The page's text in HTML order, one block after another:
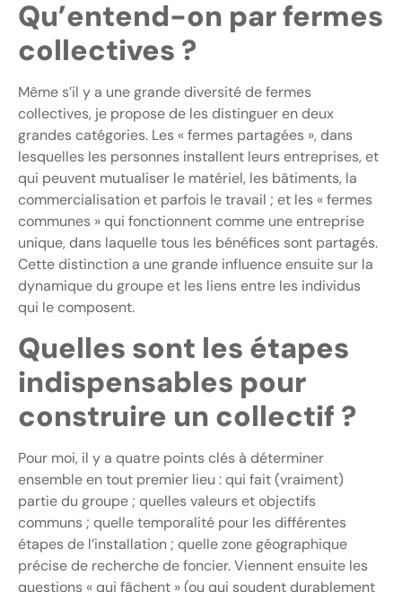
Qu’entend-on par fermes
collectives ?
Même s’il y a une grande diversité de fermes
collectives, je propose de les distinguer en deux
grandes catégories. Les « fermes partagées », dans
lesquelles les personnes installent leurs entreprises, et
qui peuvent mutualiser le matériel, les bâtiments, la
commercialisation et parfois le travail ; et les « fermes
communes » qui fonctionnent comme une entreprise
unique, dans laquelle tous les bénéfices sont partagés.
Cette distinction a une grande influence ensuite sur la
dynamique du groupe et les liens entre les individus
qui le composent.
Quelles sont les étapes
indispensables pour
construire un collectif ?
Pour moi, il y a quatre points clés à déterminer
ensemble en tout premier lieu : qui fait (vraiment)
partie du groupe ; quelles valeurs et objectifs
communs ; quelle temporalité pour les différentes
étapes de l’installation ; quelle zone géographique
précise de recherche de foncier. Viennent ensuite les
questions « qui fâchent » (ou qui soudent durablement